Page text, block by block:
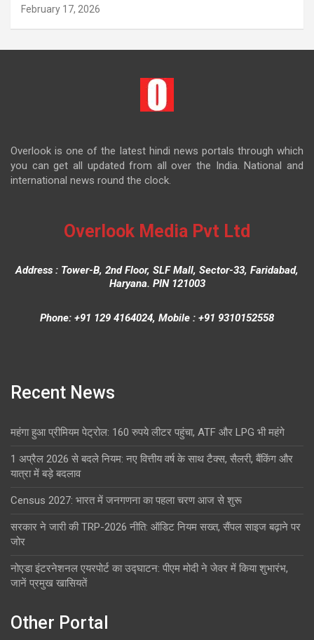
February 17, 2026
Overlook is one of the latest hindi news portals through which
you can get all updated from all over the India. National and
international news round the clock.
Overlook Media Pvt Ltd
Address : Tower-B, 2nd Floor, SLF Mall, Sector-33, Faridabad,
Haryana. PIN 121003
Phone: +91 129 4164024, Mobile : +91 9310152558
Recent News
महंगा हुआ प्रीमियम पेट्रोल: 160 रुपये लीटर पहुंचा, ATF और LPG भी महंगे
1 अप्रैल 2026 से बदले नियम: नए वित्तीय वर्ष के साथ टैक्स, सैलरी, बैंकिंग और
यात्रा में बड़े बदलाव
Census 2027: भारत में जनगणना का पहला चरण आज से शुरू
सरकार ने जारी की TRP-2026 नीति: ऑडिट नियम सख्त, सैंपल साइज बढ़ाने पर
जोर
नोएडा इंटरनेशनल एयरपोर्ट का उद्घाटन: पीएम मोदी ने जेवर में किया शुभारंभ,
जानें प्रमुख खासियतें
Other Portal